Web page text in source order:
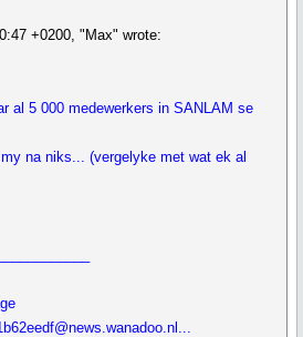
+0200, "Max" wrote:
al 5 000 medewerkers in SANLAM se
na niks... (vergelyke met wat ek al